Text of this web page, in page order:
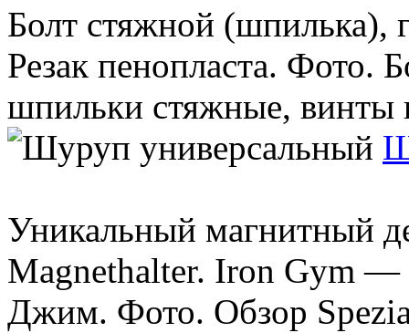
Болт стяжной (шпилька),
Резак пенопласта. Фото.
шпильки стяжные, винты
Уникальный магнитный
Magnethalter. Iron Gym
Джим. Фото. Обзор